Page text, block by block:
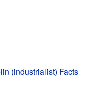
(industrialist) Facts